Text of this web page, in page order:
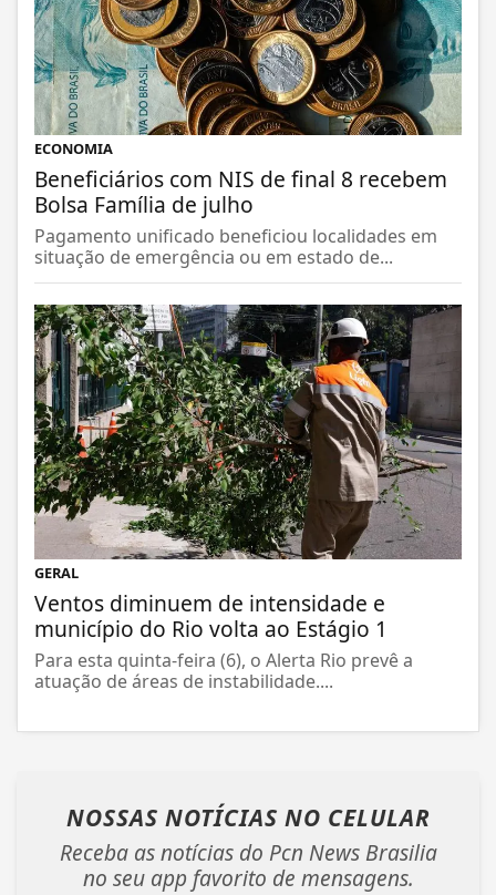
ECONOMIA
Beneficiários com NIS de final 8 recebem
Bolsa Família de julho
Pagamento unificado beneficiou localidades em
situação de emergência ou em estado de...
GERAL
Ventos diminuem de intensidade e
município do Rio volta ao Estágio 1
Para esta quinta-feira (6), o Alerta Rio prevê a
atuação de áreas de instabilidade....
NOSSAS NOTÍCIAS NO CELULAR
Receba as notícias do Pcn News Brasilia
no seu app favorito de mensagens.